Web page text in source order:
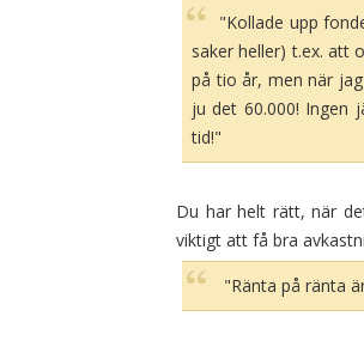
"Kollade upp
saker heller) t.ex. att
på tio år, men när
ju det 60.000! Ingen
tid!"
Du har helt rätt, när
viktigt att få bra
"Ränta på ränta